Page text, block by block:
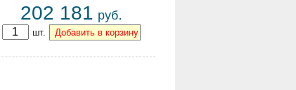
202 181 руб.
шт.